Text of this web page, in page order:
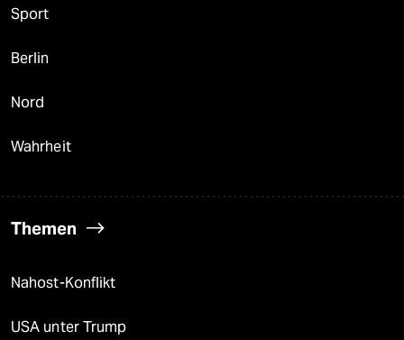
Sport
Berlin
Nord
Wahrheit
Themen
Nahost-Konflikt
USA unter Trump